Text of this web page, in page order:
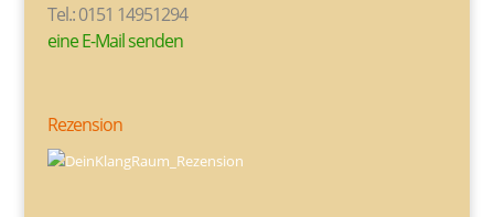
Tel.: 0151 14951294
eine E-Mail senden
Rezension